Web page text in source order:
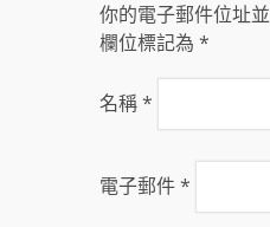
你的電子郵件位址
欄位標記為 *
名稱*
電子郵件*